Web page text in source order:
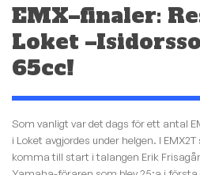
EMX–finaler:
Loket
65cc!
Som vanligt var det dags för ett antal
i Loket avgjordes under helgen. I
komma till start i talangen Erik